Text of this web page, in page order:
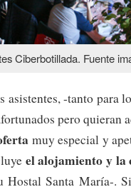
Ciberbotillada. Fuente
asistentes, -tanto para
pero quieran
muy especial y
el alojamiento y la
Santa María-.